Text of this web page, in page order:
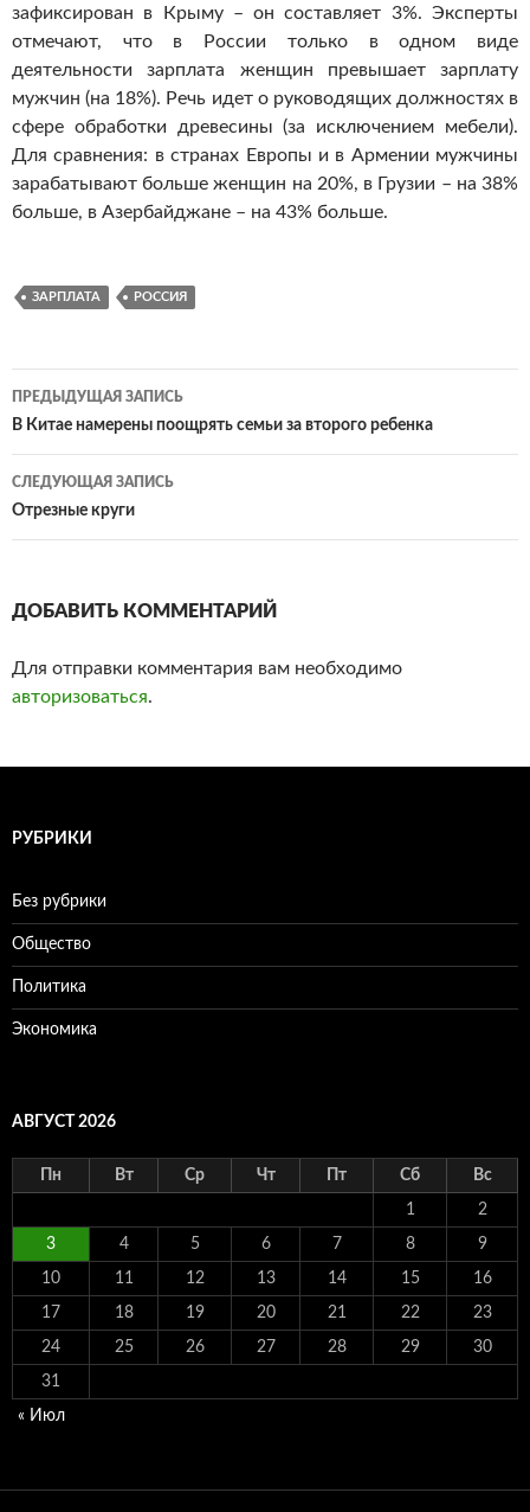
зафиксирован в Крыму – он составляет 3%. Эксперты
отмечают, что в России только в одном виде
деятельности зарплата женщин превышает зарплату
мужчин (на 18%). Речь идет о руководящих должностях в
сфере обработки древесины (за исключением мебели).
Для сравнения: в странах Европы и в Армении мужчины
зарабатывают больше женщин на 20%, в Грузии – на 38%
больше, в Азербайджане – на 43% больше.
ЗАРПЛАТА РОССИЯ
Навигация
по
записям
ПРЕДЫДУЩАЯ ЗАПИСЬ
В Китае намерены поощрять семьи за второго ребенка
СЛЕДУЮЩАЯ ЗАПИСЬ
Отрезные круги
ДОБАВИТЬ КОММЕНТАРИЙ
Для отправки комментария вам необходимо
авторизоваться.
РУБРИКИ
Без рубрики
Общество
Политика
Экономика
АВГУСТ 2026
Пн Вт Ср Чт Пт Сб Вс
1 2
3 4 5 6 7 8 9
10 11 12 13 14 15 16
17 18 19 20 21 22 23
24 25 26 27 28 29 30
31
« Июл